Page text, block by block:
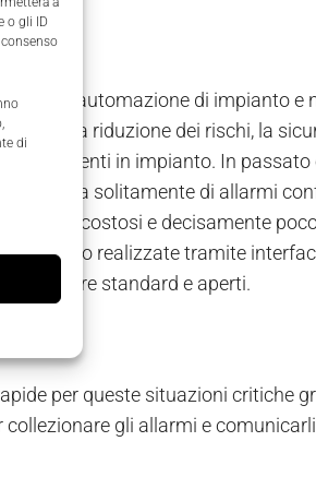
o gli ID
di
nell’automazione di impianto e
quali: la riduzione dei rischi, la
presenti in impianto. In
si trattava solitamente di allarmi
costosi e decisamente
sono realizzate tramite
software standard e aperti.
per queste situazioni critiche
gli allarmi e